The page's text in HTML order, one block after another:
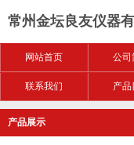
常州金坛良友仪器
网站首页 公司
联系我们 产品
产品展示